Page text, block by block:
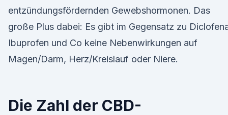
entzündungsfördernden Gewebshormonen. Das
große Plus dabei: Es gibt im Gegensatz zu
Ibuprofen und Co keine Nebenwirkungen auf
Magen/Darm, Herz/Kreislauf oder Niere.
Die Zahl der CBD-